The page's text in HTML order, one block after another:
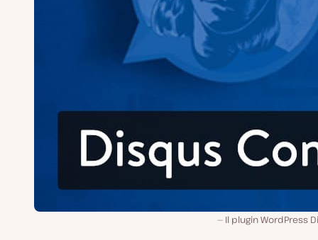
Il plugin WordPress